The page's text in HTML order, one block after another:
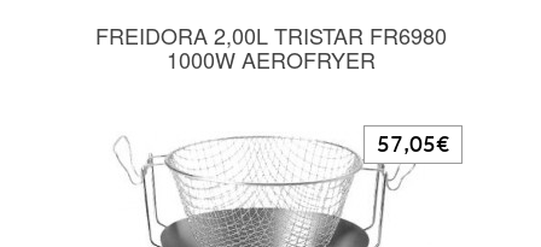
FREIDORA 2,00L TRISTAR FR6980
1000W AEROFRYER
57,05€